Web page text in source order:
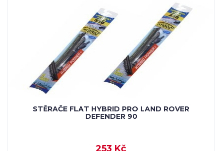
STĚRAČE FLAT HYBRID PRO LAND ROVER
DEFENDER 90
253 Kč